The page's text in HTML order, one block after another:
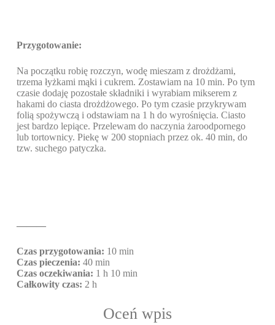
Przygotowanie:
Na początku robię rozczyn, wodę mieszam z drożdżami,
trzema łyżkami mąki i cukrem. Zostawiam na 10 min. Po tym
czasie dodaję pozostałe składniki i wyrabiam mikserem z
hakami do ciasta drożdżowego. Po tym czasie przykrywam
folią spożywczą i odstawiam na 1 h do wyrośnięcia. Ciasto
jest bardzo lepiące. Przelewam do naczynia żaroodpornego
lub tortownicy. Piekę w 200 stopniach przez ok. 40 min, do
tzw. suchego patyczka.
———
Czas przygotowania: 10 min
Czas pieczenia: 40 min
Czas oczekiwania: 1 h 10 min
Całkowity czas: 2 h
Oceń wpis